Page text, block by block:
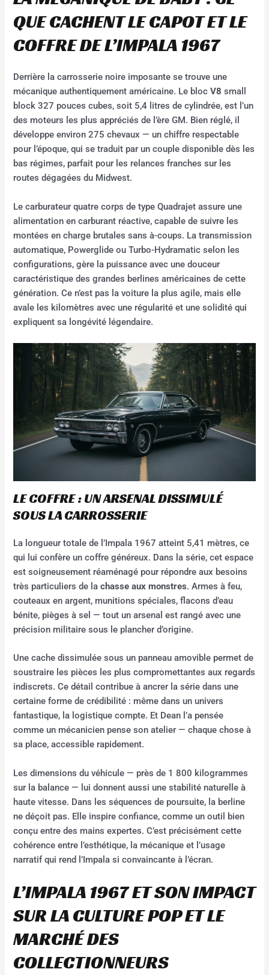
QUE CACHENT LE CAPOT ET LE
COFFRE DE L’IMPALA 1967
Derrière la carrosserie noire imposante se trouve une
mécanique authentiquement américaine. Le blocV8 small
block 327 pouces cubes, soit 5,4 litres de cylindrée, est l’un
des moteurs les plus appréciés de l’ère GM. Bien réglé, il
développe environ 275 chevaux — un chiffre respectable
pour l’époque, qui se traduit par un couple disponible dès les
bas régimes, parfait pour les relances franches sur les
routes dégagées du Midwest.
Le carburateur quatre corps de type Quadrajet assure une
alimentation en carburant réactive, capable de suivre les
montées en charge brutales sans à-coups. La transmission
automatique, Powerglide ou Turbo-Hydramatic selon les
configurations, gère la puissance avec une douceur
caractéristique des grandes berlines américaines de cette
génération. Ce n’est pas la voiture la plus agile, mais elle
avale les kilomètres avec une régularité et une solidité qui
expliquent sa longévité légendaire.
LE COFFRE : UN ARSENAL DISSIMULÉ
SOUS LA CARROSSERIE
La longueur totale de l’Impala 1967 atteint 5,41 mètres, ce
qui lui confère un coffre généreux. Dans la série, cet espace
est soigneusement réaménagé pour répondre aux besoins
très particuliers de lachasse aux monstres. Armes à feu,
couteaux en argent, munitions spéciales, flacons d’eau
bénite, pièges à sel — tout un arsenal est rangé avec une
précision militaire sous le plancher d’origine.
Une cache dissimulée sous un panneau amovible permet de
soustraire les pièces les plus compromettantes aux regards
indiscrets. Ce détail contribue à ancrer la série dans une
certaine forme de crédibilité : même dans un univers
fantastique, la logistique compte. Et Dean l’a pensée
comme un mécanicien pense son atelier — chaque chose à
sa place, accessible rapidement.
Les dimensions du véhicule — près de 1 800 kilogrammes
sur la balance — lui donnent aussi une stabilité naturelle à
haute vitesse. Dans les séquences de poursuite, la berline
ne déçoit pas. Elle inspire confiance, comme un outil bien
conçu entre des mains expertes. C’est précisément cette
cohérence entre l’esthétique, la mécanique et l’usage
narratif qui rend l’Impala si convaincante à l’écran.
L’IMPALA 1967 ET SON IMPACT
SUR LA CULTURE POP ET LE
MARCHÉ DES
COLLECTIONNEURS